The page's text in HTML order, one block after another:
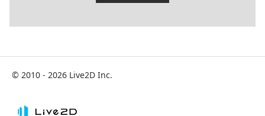
© 2010 - 2026 Live2D Inc.